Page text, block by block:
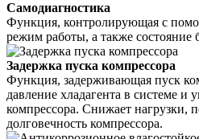
Самодиагностика
Функция, контролирующая с
режим работы, а также состояние
Задержка пуска компрессора
Функция, задерживающая пуск
давление хладагента в системе и
компрессора. Снижает нагрузки,
долговечность компрессора.